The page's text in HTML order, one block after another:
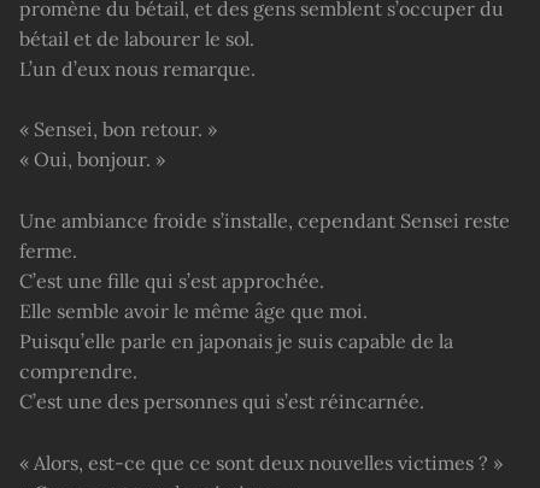
promène du bétail, et des gens semblent s’occuper du
bétail et de labourer le sol.
L’un d’eux nous remarque.
« Sensei, bon retour. »
« Oui, bonjour. »
Une ambiance froide s’installe, cependant Sensei reste
ferme.
C’est une fille qui s’est approchée.
Elle semble avoir le même âge que moi.
Puisqu’elle parle en japonais je suis capable de la
comprendre.
C’est une des personnes qui s’est réincarnée.
« Alors, est-ce que ce sont deux nouvelles victimes ? »